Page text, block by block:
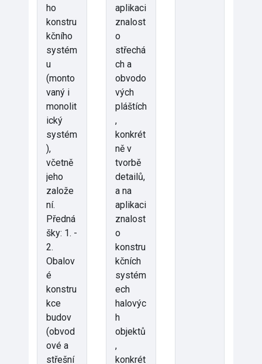
ho
konstru
kčního
systém
u
(monto
vaný i
monolit
ický
systém
),
včetně
jeho
založe
ní.
Předná
šky: 1. -
2.
Obalov
é
konstru
kce
budov
(obvod
ové a
střešní
aplikaci
znalost
o
střechá
ch a
obvodo
vých
pláštích
,
konkrét
ně v
tvorbě
detailů,
a na
aplikaci
znalost
o
konstru
kčních
systém
ech
halovýc
h
objektů
,
konkrét